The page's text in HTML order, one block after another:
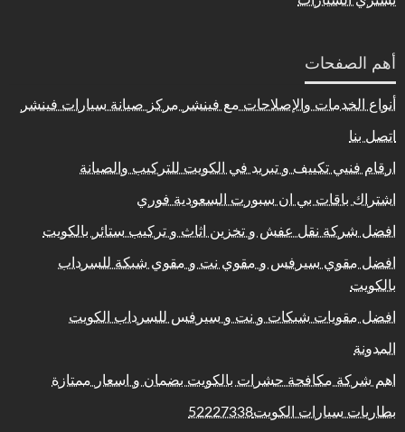
أهم الصفحات
أنواع الخدمات والإصلاحات مع فينشر مركز صيانة سيارات فينشر
اتصل بنا
ارقام فنيي تكييف و تبريد في الكويت للتركيب والصيانة
اشتراك باقات بي ان سبورت السعودية فوري
افضل شركة نقل عفش و تخزين اثاث و تركيب ستائر بالكويت
افضل مقوي سيرفس و مقوي نت و مقوي شبكة للسرداب
بالكويت
افضل مقويات شبكات و نت و سيرفس للسرداب الكويت
المدونة
اهم شركة مكافحة حشرات بالكويت بضمان و اسعار ممتازة
بطاريات سيارات الكويت52227338